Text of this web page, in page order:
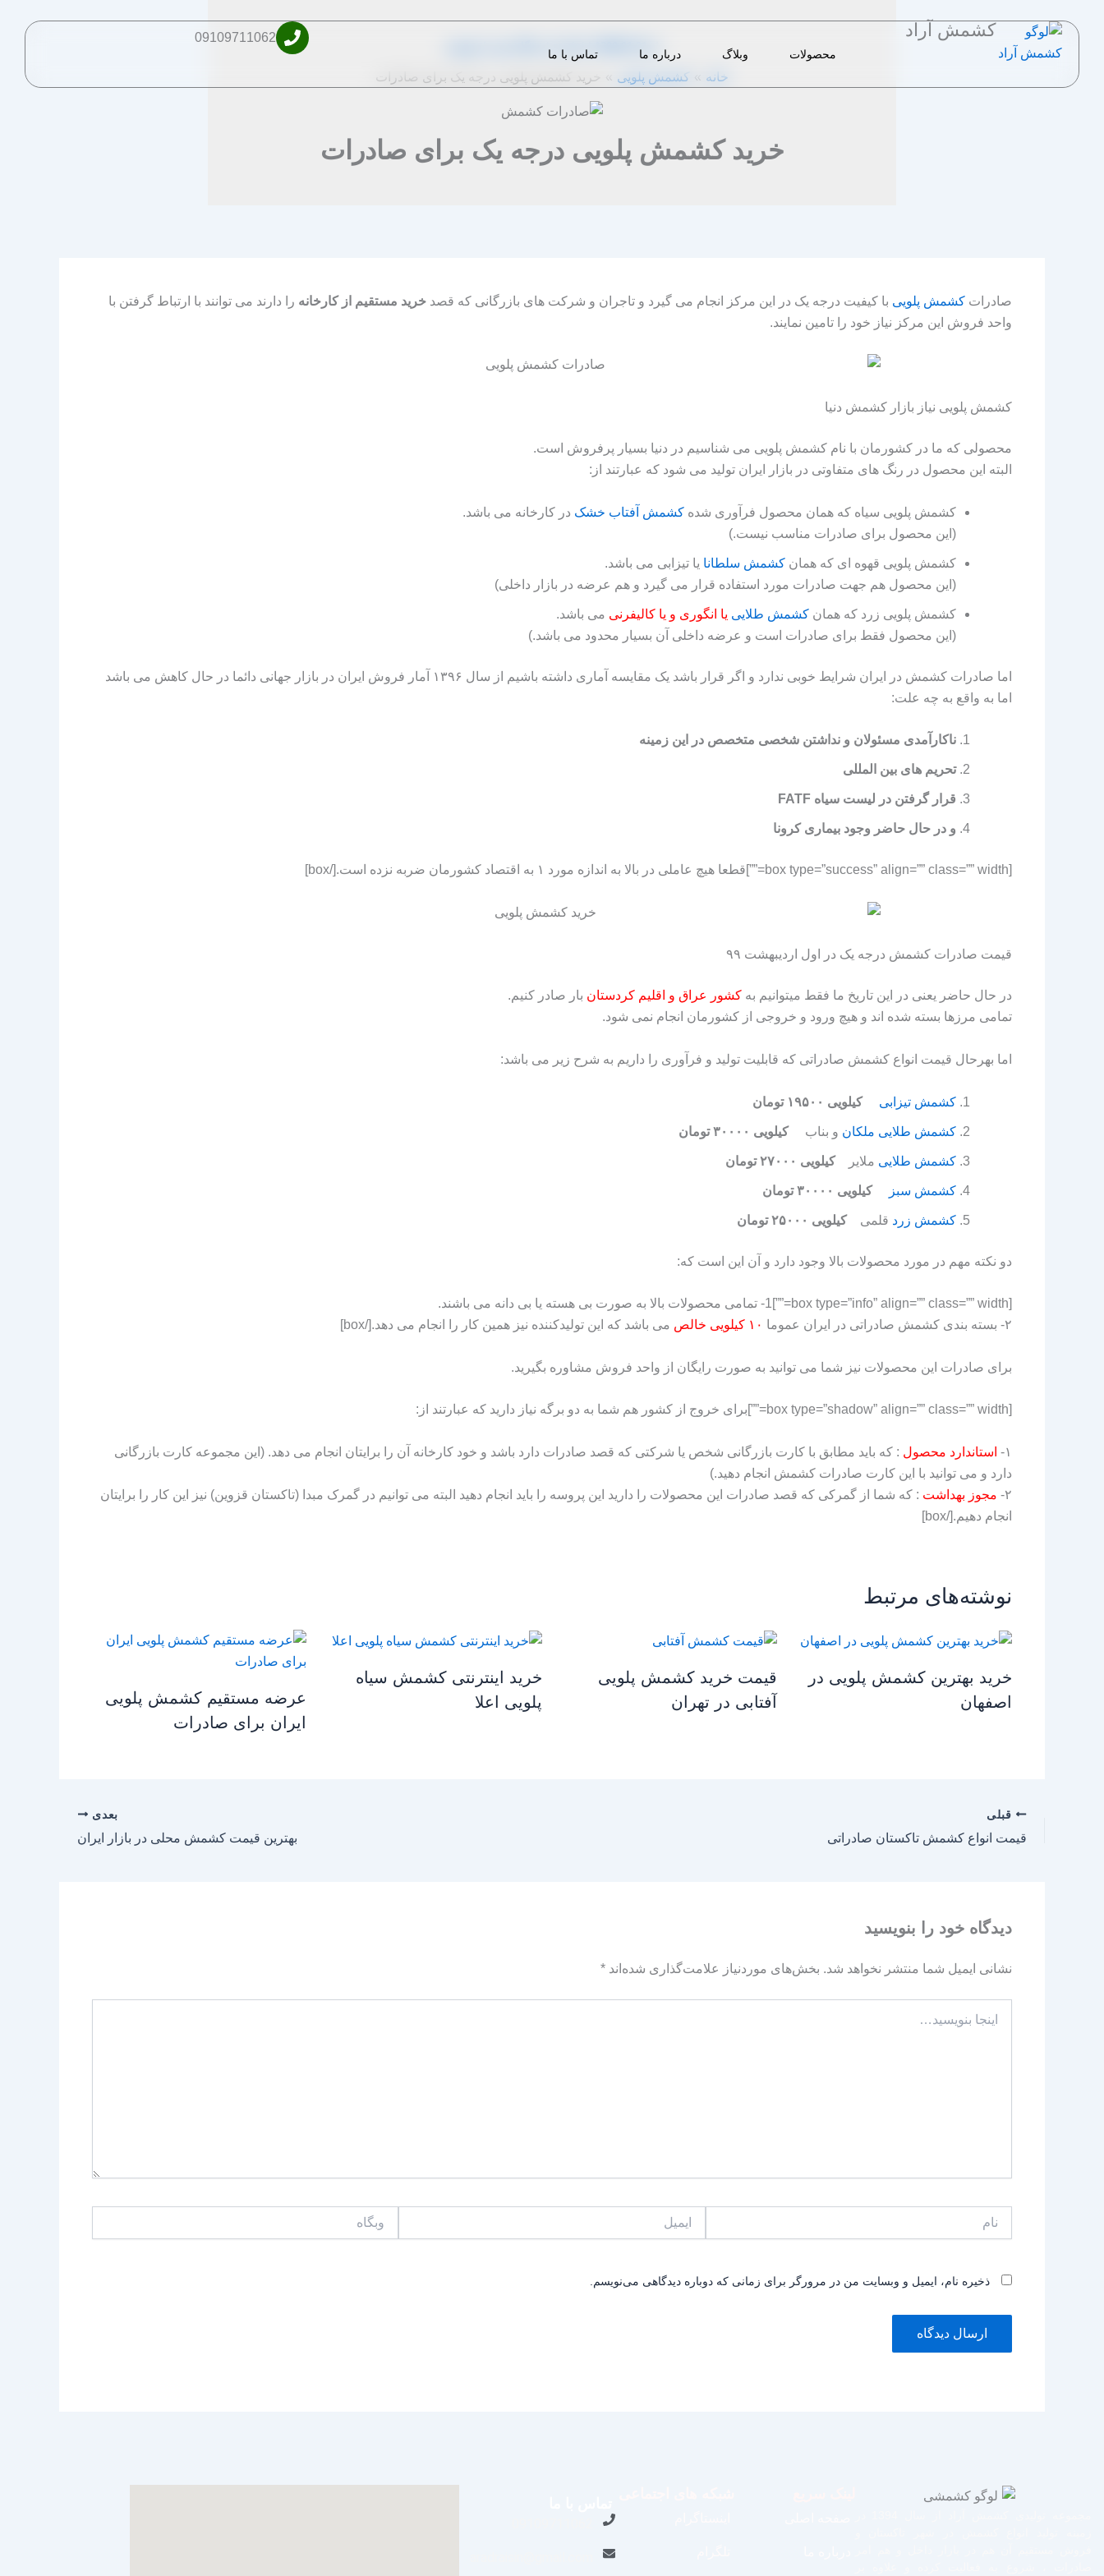
کشمش آراد
محصولات وبلاگ درباره ما تماس با ما
09109711062
m.eini 1399-01-31
|
خانه کشمش پلویی خرید کشمش پلویی درجه یک برای صادرات
خرید کشمش پلویی درجه یک برای صادرات
صادرات کشمش پلویی با کیفیت درجه یک در این مرکز انجام می گیرد و تاجران و شرکت های بازرگانی که قصد خرید مستقیم از کارخانه را دارند می توانند با ارتباط گرفتن با
واحد فروش این مرکز نیاز خود را تامین نمایند.
کشمش پلویی نیاز بازار کشمش دنیا
محصولی که ما در کشورمان با نام کشمش پلویی می شناسیم در دنیا بسیار پرفروش است.
البته این محصول در رنگ های متفاوتی در بازار ایران تولید می شود که عبارتند از:
کشمش پلویی سیاه که همان محصول فرآوری شده کشمش آفتاب خشک در کارخانه می باشد.
(این محصول برای صادرات مناسب نیست.)
کشمش پلویی قهوه ای که همان کشمش سلطانا یا تیزابی می باشد.
(این محصول هم جهت صادرات مورد استفاده قرار می گیرد و هم عرضه در بازار داخلی)
کشمش پلویی زرد که همان کشمش طلایی یا انگوری و یا کالیفرنی می باشد.
(این محصول فقط برای صادرات است و عرضه داخلی آن بسیار محدود می باشد.)
اما صادرات کشمش در ایران شرایط خوبی ندارد و اگر قرار باشد یک مقایسه آماری داشته باشیم از سال ۱۳۹۶ آمار فروش ایران در بازار جهانی دائما در حال کاهش می باشد
اما به واقع به چه علت:
ناکارآمدی مسئولان و نداشتن شخصی متخصص در این زمینه
تحریم های بین المللی
قرار گرفتن در لیست سیاه FATF
و در حال حاضر وجود بیماری کرونا
[box type=”success” align=”” class=”” width=””]قطعا هیچ عاملی در بالا به اندازه مورد ۱ به اقتصاد کشورمان ضربه نزده است.[/box]
قیمت صادرات کشمش درجه یک در اول اردیبهشت ۹۹
در حال حاضر یعنی در این تاریخ ما فقط میتوانیم به کشور عراق و اقلیم کردستان بار صادر کنیم.
تمامی مرزها بسته شده اند و هیچ ورود و خروجی از کشورمان انجام نمی شود.
اما بهرحال قیمت انواع کشمش صادراتی که قابلیت تولید و فرآوری را داریم به شرح زیر می باشد:
کشمش تیزابی کیلویی ۱۹۵۰۰ تومان
کشمش طلایی ملکان و بنابکیلویی ۳۰۰۰۰ تومان
کشمش طلایی ملایرکیلویی ۲۷۰۰۰ تومان
کشمش سبز کیلویی ۳۰۰۰۰ تومان
کشمش زرد قلمیکیلویی ۲۵۰۰۰ تومان
دو نکته مهم در مورد محصولات بالا وجود دارد و آن این است که:
[box type=”info” align=”” class=”” width=””]1- تمامی محصولات بالا به صورت بی هسته یا بی دانه می باشند.
۲- بسته بندی کشمش صادراتی در ایران عموما
۱۰ کیلویی خالص می باشد که این تولیدکننده نیز همین کار را انجام می دهد.[/box]
برای صادرات این محصولات نیز شما می توانید به صورت رایگان از واحد فروش مشاوره بگیرید.
[box type=”shadow” align=”” class=”” width=””]برای خروج از کشور هم شما به دو برگه نیاز دارید که عبارتند از:
۱- استاندارد محصول : که باید مطابق با کارت بازرگانی شخص یا شرکتی که قصد صادرات دارد باشد و خود کارخانه آن را برایتان انجام می دهد. (این مجموعه کارت بازرگانی
دارد و می توانید با این کارت صادرات کشمش انجام دهید.)
۲-
مجوز بهداشت : که شما از گمرکی که قصد صادرات این محصولات را دارید این پروسه را باید انجام دهید البته می توانیم در گمرک مبدا (تاکستان قزوین) نیز این کار را برایتان
انجام دهیم.[/box]
نوشته‌های مرتبط
خرید بهترین کشمش پلویی در
اصفهان
قیمت خرید کشمش پلویی
آفتابی در تهران
خرید اینترنتی کشمش سیاه
پلویی اعلا
عرضه مستقیم کشمش پلویی
ایران برای صادرات
قبلی
قیمت انواع کشمش تاکستان صادراتی
بعدی
بهترین قیمت کشمش محلی در بازار ایران
دیدگاه‌ خود را بنویسید
نشانی ایمیل شما منتشر نخواهد شد. بخش‌های موردنیاز علامت‌گذاری شده‌اند *
بنویسید…
ایمیل
ذخیره نام، ایمیل و وبسایت من در مرورگر برای زمانی که دوباره دیدگاهی می‌نویسم.